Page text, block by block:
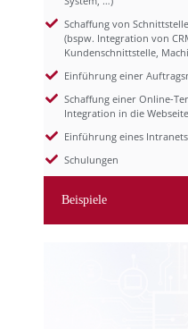
Schaffung von
(bspw. Integration von
Kundenschnittstelle,
Einführung einer
Schaffung einer Online-
Integration in die Webseite
Einführung eines Intranets
Schulungen
Beispiele